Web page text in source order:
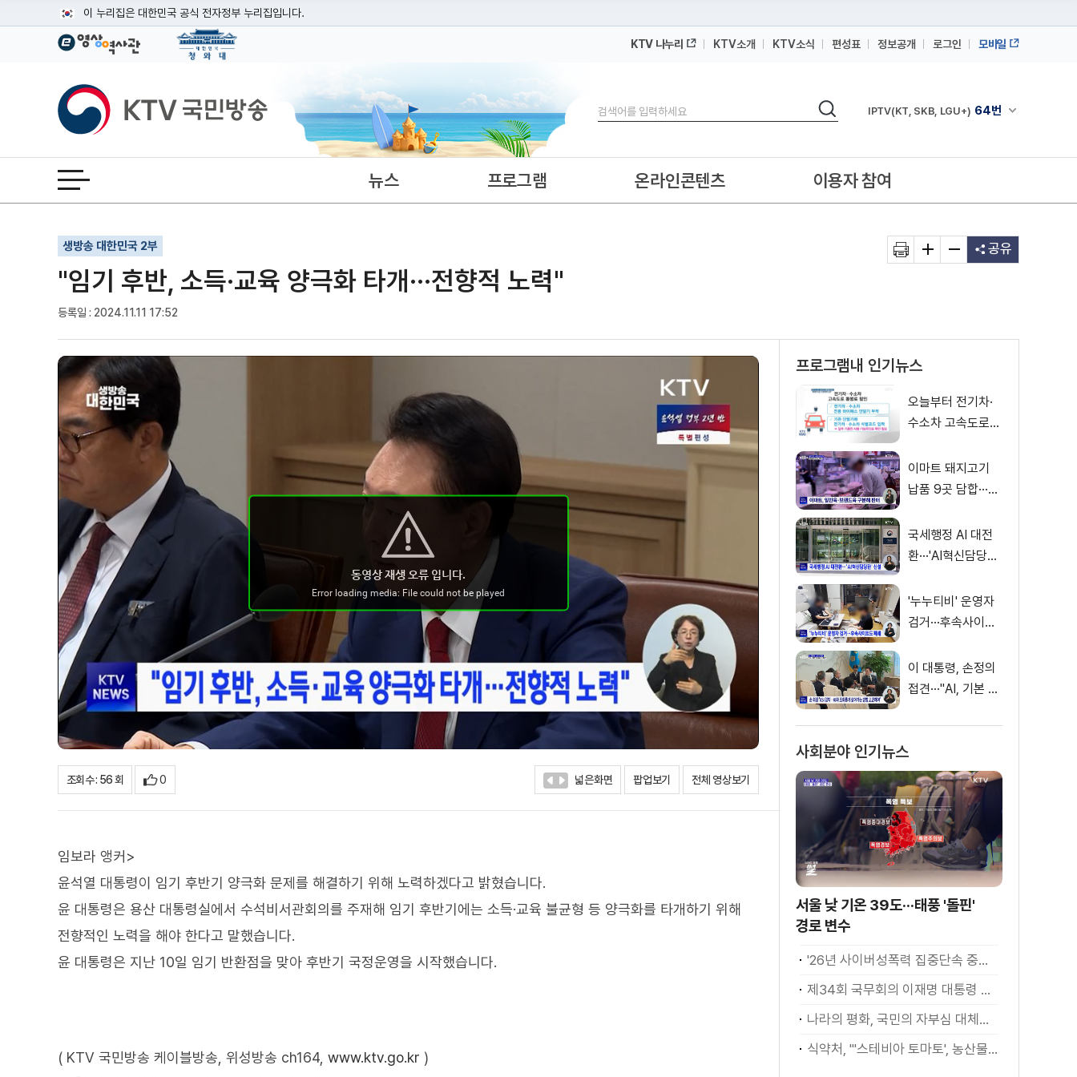
이 누리집은 대한민국 공식 전자정부 누리집입니다.
공식 누리집 주소 확인하기
이밖에 or.kr 또는 .kr등 다른 도메인 주소를 사용하고 있다면 아래 URL에서 도메인 주소를 확인해 보세요
운영중인 공식 누리집보기
KTV 나누리 KTV소개 KTV소식 편성표 정보공개 로그인 모바일
KTV국민방송
검색
검색 채널안내 펼쳐
IPTV(KT, SKB, LGU+) 64번
IPTV(KT, SKB, LGU+)
전체메뉴 열기 뉴스 프로그램 온라인콘텐츠 이용자 참여
생방송 대한민국 2부
"임기 후반, 소득·교육 양극화 타개···전향적 노력"
등록일 : 2024.11.11 17:52
기사인쇄
글자확대
글자축소 공유
조회수 : 56 회 0 넓은화면 팝업보기 전체 영상보기
임보라 앵커>
윤석열 대통령이 임기 후반기 양극화 문제를 해결하기 위해 노력하겠다고 밝혔습니다.
윤 대통령은 용산 대통령실에서 수석비서관회의를 주재해 임기 후반기에는 소득·교육 불균형 등 양극화를 타개하기 위해
전향적인 노력을 해야 한다고 말했습니다.
윤 대통령은 지난 10일 임기 반환점을 맞아 후반기 국정운영을 시작했습니다.
( KTV 국민방송 케이블방송, 위성방송 ch164, www.ktv.go.kr )
프로그램내 인기뉴스
오늘부터 전기차·
수소차 고속도로
이마트 돼지고기
납품 9곳 담합···과
국세행정 AI 대전
환···'AI혁신담당관'
'누누티비' 운영자
검거···후속사이트
이 대통령, 손정의
접견···"AI, 기본 인
사회분야 인기뉴스
서울 낮 기온 39도···태풍 '돌핀'
경로 변수
'26년 사이버성폭력 집중단속 중간성과 발표···향후 추진계획은?
제34회 국무회의 이재명 대통령 모두발언
나라의 평화, 국민의 자부심 대체불가 대한민국 이재명 대통령 모두말씀
식약처, "'스테비아 토마토', 농산물 아닌 가공식품"